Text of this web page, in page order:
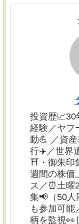
投資歴📈30
経験／ヤフ
動💪 ／資
行✈️／世界
⛩・御朱印
週間の株価
ス／⏰土曜
集📢（50人
も参加可能
柄を監視👀